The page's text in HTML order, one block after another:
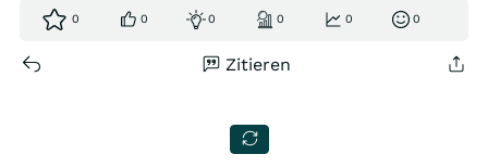
0 0 0 0 0 0
Zitieren